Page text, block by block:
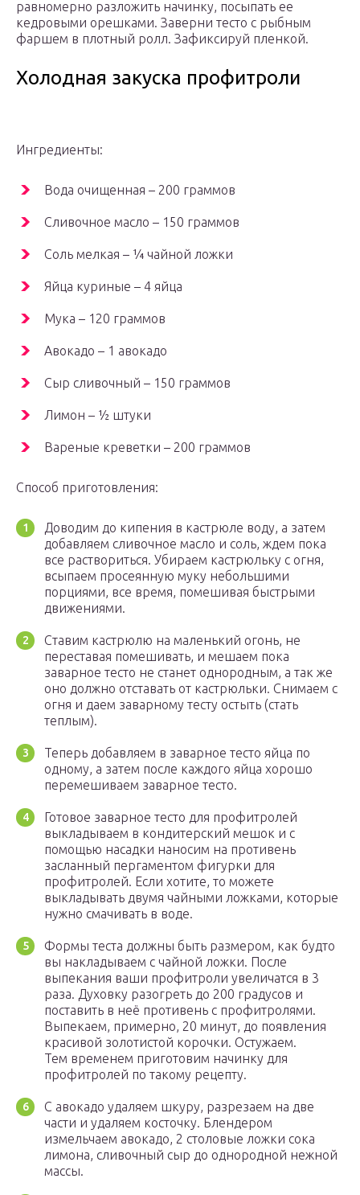
равномерно разложить начинку, посыпать ее
кедровыми орешками. Заверни тесто с рыбным
фаршем в плотный ролл. Зафиксируй пленкой.
Холодная закуска профитроли
Ингредиенты:
Вода очищенная – 200 граммов
Сливочное масло – 150 граммов
Соль мелкая – ¼ чайной ложки
Яйца куриные – 4 яйца
Мука – 120 граммов
Авокадо – 1 авокадо
Сыр сливочный – 150 граммов
Лимон – ½ штуки
Вареные креветки – 200 граммов
Способ приготовления:
Доводим до кипения в кастрюле воду, а затем
добавляем сливочное масло и соль, ждем пока
все раствориться. Убираем кастрюльку с огня,
всыпаем просеянную муку небольшими
порциями, все время, помешивая быстрыми
движениями.
Ставим кастрюлю на маленький огонь, не
переставая помешивать, и мешаем пока
заварное тесто не станет однородным, а так же
оно должно отставать от кастрюльки. Снимаем с
огня и даем заварному тесту остыть (стать
теплым).
Теперь добавляем в заварное тесто яйца по
одному, а затем после каждого яйца хорошо
перемешиваем заварное тесто.
Готовое заварное тесто для профитролей
выкладываем в кондитерский мешок и с
помощью насадки наносим на противень
засланный пергаментом фигурки для
профитролей. Если хотите, то можете
выкладывать двумя чайными ложками, которые
нужно смачивать в воде.
Формы теста должны быть размером, как будто
вы накладываем с чайной ложки. После
выпекания ваши профитроли увеличатся в 3
раза. Духовку разогреть до 200 градусов и
поставить в неё противень с профитролями.
Выпекаем, примерно, 20 минут, до появления
красивой золотистой корочки. Остужаем.
Тем временем приготовим начинку для
профитролей по такому рецепту.
С авокадо удаляем шкуру, разрезаем на две
части и удаляем косточку. Блендером
измельчаем авокадо, 2 столовые ложки сока
лимона, сливочный сыр до однородной нежной
массы.